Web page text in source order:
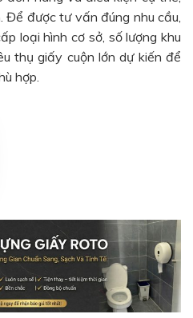
Để được tư vấn đúng nhu cầu,
loại hình cơ sở, số lượng khu
thụ giấy cuộn lớn dự kiến để
hợp.